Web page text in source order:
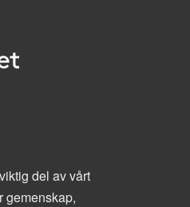
del av vårt
gemenskap,